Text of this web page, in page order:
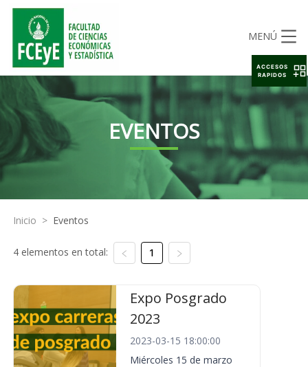
MENÚ
EVENTOS
Inicio > Eventos
4 elementos en total: 1
Expo Posgrado
2023
2023-03-15 18:00:00
Miércoles 15 de marzo
ACCESOS
RAPIDOS